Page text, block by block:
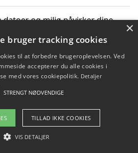
og miljø påvirker dine
til en grønnere hverdag
Blog Betingelser
×
bruger tracking cookies
til at forbedre brugeroplevelsen. Ved
accepterer du alle cookies i
med vores cookiepolitik. Detaljer
STRENGT NØDVENDIGE
TILLAD IKKE COOKIES
VIS DETALJER